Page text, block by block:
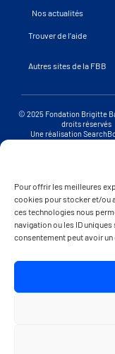
Pour offrir les meilleures
cookies pour stocker et/ou
ces technologies nous
navigation ou les ID
consentement peut avoir
Nos actualités
Trouver de l’aide
Autres sites de la FBB
© 2025 Fondation Brigitte
droits réservés
Une réalisation